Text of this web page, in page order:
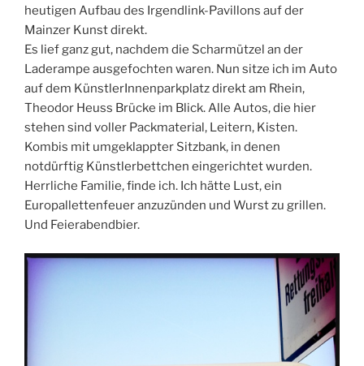
heutigen Aufbau des Irgendlink-Pavillons auf der
Mainzer Kunst direkt.
Es lief ganz gut, nachdem die Scharmützel an der
Laderampe ausgefochten waren. Nun sitze ich im Auto
auf dem KünstlerInnenparkplatz direkt am Rhein,
Theodor Heuss Brücke im Blick. Alle Autos, die hier
stehen sind voller Packmaterial, Leitern, Kisten.
Kombis mit umgeklappter Sitzbank, in denen
notdürftig Künstlerbettchen eingerichtet wurden.
Herrliche Familie, finde ich. Ich hätte Lust, ein
Europallettenfeuer anzuzünden und Wurst zu grillen.
Und Feierabendbier.